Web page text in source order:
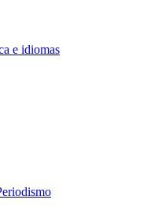
e idiomas